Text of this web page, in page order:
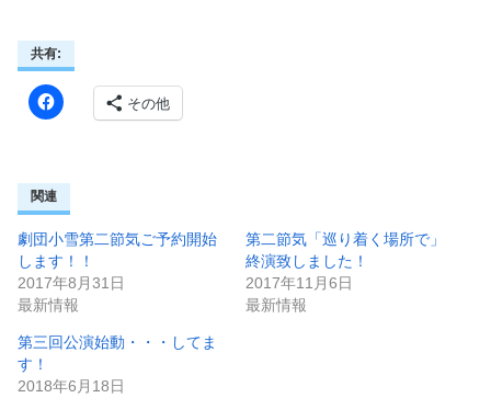
共有:
その他
関連
劇団小雪第二節気ご予約開始
します！！
2017年8月31日
最新情報
第二節気「巡り着く場所で」
終演致しました！
2017年11月6日
最新情報
第三回公演始動・・・してま
す！
2018年6月18日